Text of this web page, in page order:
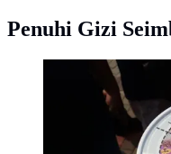
Penuhi Gizi
Sosialisasi
Kementerian
remaja.